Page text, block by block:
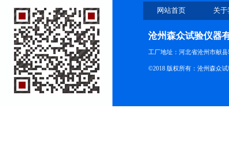
网站首页 关
沧州森众试验仪器
工厂地址：河北省沧州市献
©2018 版权所有：沧州森众